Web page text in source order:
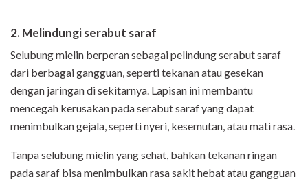
2. Melindungi serabut saraf
Selubung mielin berperan sebagai pelindung serabut saraf
dari berbagai gangguan, seperti tekanan atau gesekan
dengan jaringan di sekitarnya. Lapisan ini membantu
mencegah kerusakan pada serabut saraf yang dapat
menimbulkan gejala, seperti nyeri, kesemutan, atau mati rasa.
Tanpa selubung mielin yang sehat, bahkan tekanan ringan
pada saraf bisa menimbulkan rasa sakit hebat atau gangguan